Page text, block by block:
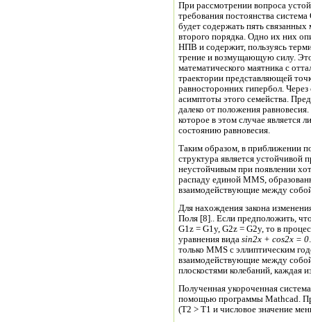
При рассмотрении вопроса устойчивости
требования постоянства система Остроградского в полярной системе координат
будет содержать пять
второго порядка. Одно их них
НПВ и содержит, пользуясь
трение и возмущающую силу.
математического маятника с
траектории представляющей
равносторонних гипербол.
асимптоты этого семейства.
далеко от положения
которое в этом случае является
состоянию равновесия.
Таким образом, в приближении
структура является устойчивой при > 0 и при < 0. Но это равновесие
неустойчивым при появлении
распаду единой MMS,
Для нахождения закона
Поля [8].. Если предположить,
G1z = G1y, G2z = G2y, то в процессе вычислений возникают не имеющие решения
уравнения вида sin2x + cos2x = 0
только MMS с эллиптическим
взаимодействующие между
плоскостями колебаний, каждая
Полученная укороченная
помощью программы Mathcad.
(T2 >